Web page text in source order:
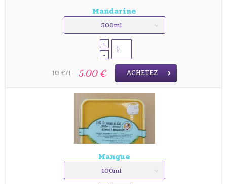
Mandarine
500ml
+
-
10 €/l 5.00 € ACHETEZ
Mangue
100ml